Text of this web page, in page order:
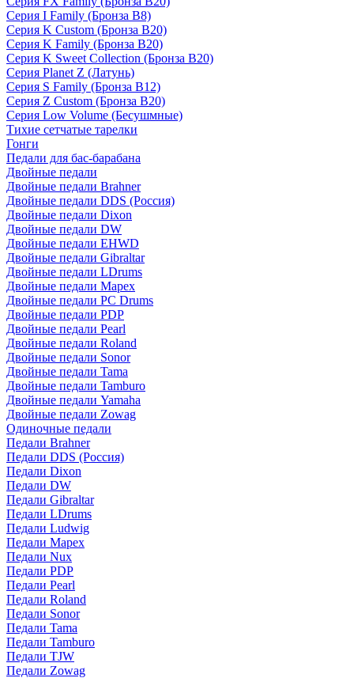
Серия I Family (Бронза B8)
Серия K Custom (Бронза B20)
Серия K Family (Бронза B20)
Серия K Sweet Collection (Бронза B20)
Серия Planet Z (Латунь)
Серия S Family (Бронза B12)
Серия Z Custom (Бронза B20)
Серия Low Volume (Бесушмные)
Тихие сетчатые тарелки
Гонги
Педали для бас-барабана
Двойные педали
Двойные педали Brahner
Двойные педали DDS (Россия)
Двойные педали Dixon
Двойные педали DW
Двойные педали EHWD
Двойные педали Gibraltar
Двойные педали LDrums
Двойные педали Mapex
Двойные педали PC Drums
Двойные педали PDP
Двойные педали Pearl
Двойные педали Roland
Двойные педали Sonor
Двойные педали Tama
Двойные педали Tamburo
Двойные педали Yamaha
Двойные педали Zowag
Одиночные педали
Педали Brahner
Педали DDS (Россия)
Педали Dixon
Педали DW
Педали Gibraltar
Педали LDrums
Педали Ludwig
Педали Mapex
Педали Nux
Педали PDP
Педали Pearl
Педали Roland
Педали Sonor
Педали Tama
Педали Tamburo
Педали TJW
Педали Zowag